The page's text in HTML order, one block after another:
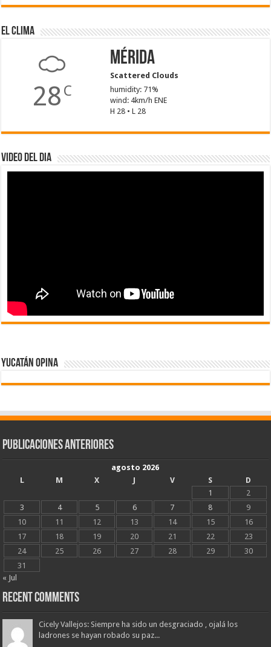
El Clima
28 C
Mérida
Scattered Clouds
humidity: 71%
wind: 4km/h ENE
H 28 • L 28
Video del dia
Yucatán Opina
Publicaciones Anteriores
agosto 2026
L
M X J V S
D
1
2
3
4 5 6 7 8
9
10
11 12 13 14 15
16
17
18 19 20 21 22
23
24
25 26 27 28 29
30
31
« Jul
Recent Comments
Cicely Vallejos: Siempre ha sido un desgraciado , ojalá los
ladrones se hayan robado su paz...